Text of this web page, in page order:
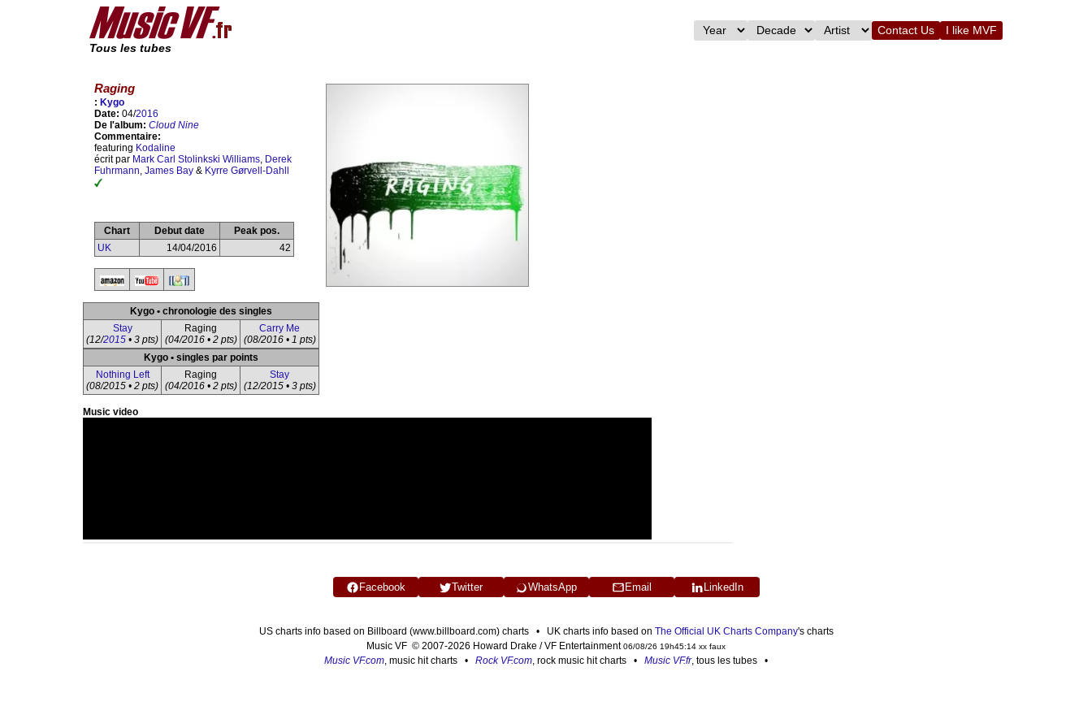
Tous les tubes
Contact Us I like MVF
Raging
: Kygo
Date: 04/2016
De l'album: Cloud Nine
Commentaire:
featuring Kodaline
écrit par Mark Carl Stolinkski Williams, Derek
Fuhrmann, James Bay & Kyrre Gørvell-Dahll
Chart Debut date
Peak pos.
UK
14/04/2016 42
Kygo • chronologie des singles
Stay
(12/2015 • 3 pts)
Raging
(04/2016 • 2 pts)
Carry Me
(08/2016 • 1 pts)
Kygo • singles par points
Nothing Left
(08/2015 • 2 pts)
Raging
(04/2016 • 2 pts)
Stay
(12/2015 • 3 pts)
Music video
Facebook Twitter WhatsApp Email LinkedIn
US charts info based on Billboard (www.billboard.com) charts • UK charts info based on The Official UK Charts Company's charts
Music VF © 2007-2026 Howard Drake / VF Entertainment06/08/26 19h45:14 xx faux
Music VF.com, music hit charts • Rock VF.com, rock music hit charts • Music VF.fr, tous les tubes •